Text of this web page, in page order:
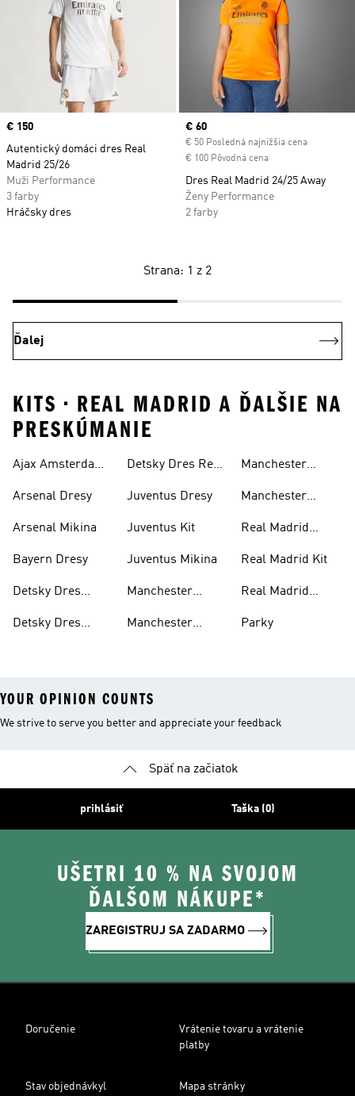
Price
€ 150
Autentický domáci dres Real
Madrid 25/26
Muži Performance
3 farby
Hráčsky dres
Current price
€ 60
€ 50 Posledná najnižšia cena
€ 100 Pôvodná cena
Dres Real Madrid 24/25 Away
Ženy Performance
2 farby
Strana: 1 z 2
Ďalej
KITS • REAL MADRID A ĎALŠIE NA
PRESKÚMANIE
Ajax Amsterdam
Arsenal Dresy
Arsenal Mikina
Bayern Dresy
Detsky Dres
Detsky Dres
United
Detsky Dres Real
Juventus Dresy
Juventus Kit
Juventus Mikina
Manchester
Manchester
Manchester
Manchester
Real Madrid
Real Madrid Kit
Real Madrid
Parky
YOUR OPINION COUNTS
We strive to serve you better and appreciate your feedback
Späť na začiatok
prihlásiť Taška (0)
UŠETRI 10 % NA SVOJOM
ĎALŠOM NÁKUPE*
ZAREGISTRUJ SA ZADARMO
Doručenie
Vrátenie tovaru a vrátenie
platby
Stav objednávkyl Mapa stránky